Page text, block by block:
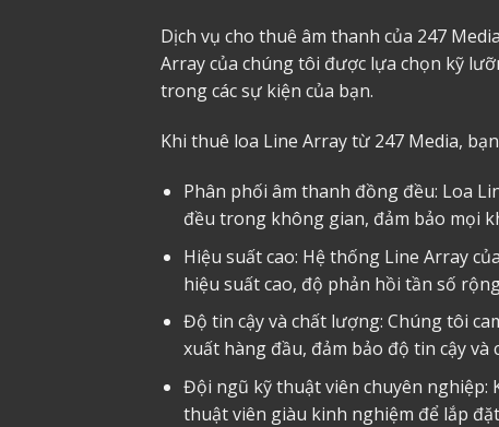
Dịch vụ cho thuê âm thanh của 247
Array của chúng tôi được lựa chọn kỹ
trong các sự kiện của bạn.
Khi thuê loa Line Array từ 247 Media,
Phân phối âm thanh đồng đều: Loa
đều trong không gian, đảm bảo mọi
Hiệu suất cao: Hệ thống Line Array
hiệu suất cao, độ phản hồi tần số
Độ tin cậy và chất lượng: Chúng tôi
xuất hàng đầu, đảm bảo độ tin cậy
Đội ngũ kỹ thuật viên chuyên nghiệp:
thuật viên giàu kinh nghiệm để lắp